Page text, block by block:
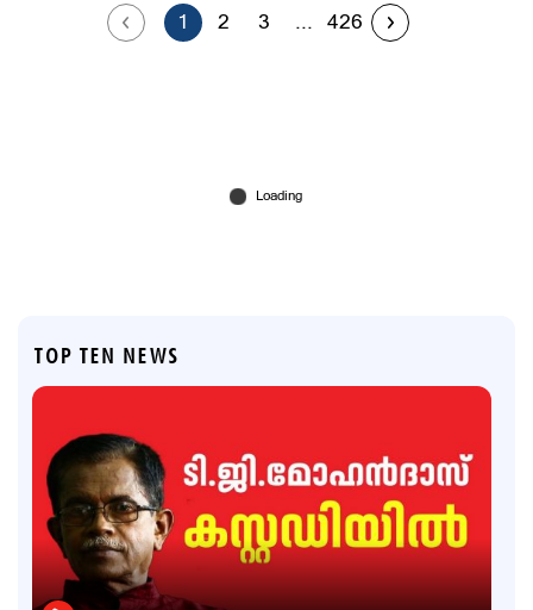
1 2 3 ... 426
TOP TEN NEWS